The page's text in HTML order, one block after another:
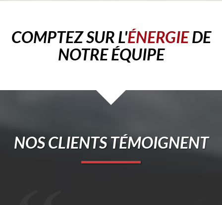
COMPTEZ SUR L'ÉNERGIEDE
NOTRE ÉQUIPE
NOS CLIENTS TÉMOIGNENT